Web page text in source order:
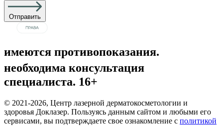
Отправить
имеются противопоказания.
необходима консультация
специалиста. 16+
© 2021-2026, Центр лазерной дерматокосметологии и
здоровья Доклазер. Пользуясь данным сайтом и любыми его
сервисами, вы подтверждаете свое ознакомление с политикой